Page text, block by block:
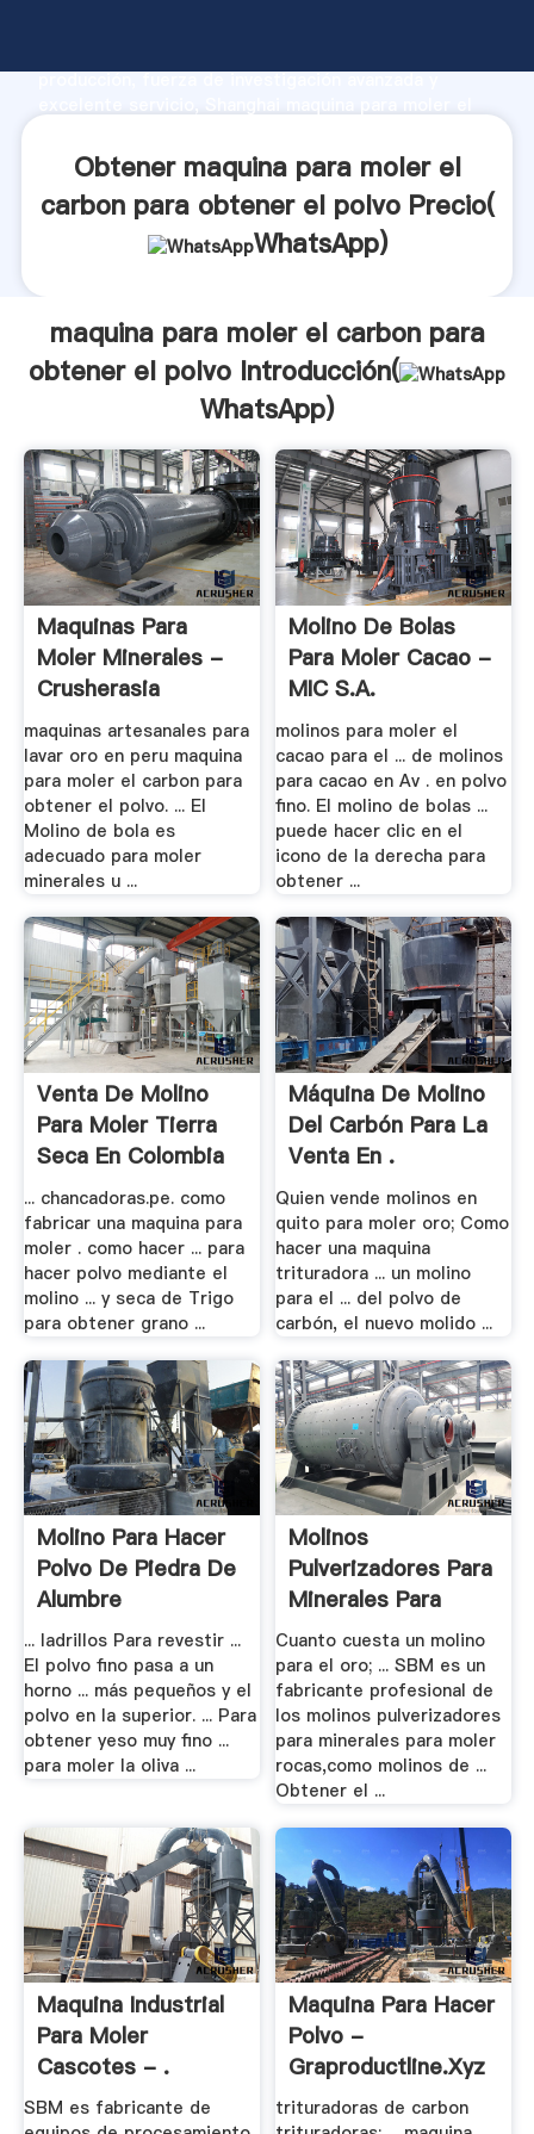
producción, fuerza de investigación avanzada y
y aporta valores a todos los clientes.
Obtener maquina para moler el
carbon para obtener el polvo Precio(
WhatsApp)
maquina para moler el carbon para
obtener el polvo Introducción(
WhatsApp)
Maquinas Para
Moler Minerales -
Crusherasia
maquinas artesanales para
lavar oro en peru maquina
para moler el carbon para
obtener el polvo. ... El
Molino de bola es
adecuado para moler
minerales u ...
Molino De Bolas
Para Moler Cacao -
MIC S.A.
molinos para moler el
cacao para el ... de molinos
para cacao en Av . en polvo
fino. El molino de bolas ...
puede hacer clic en el
icono de la derecha para
obtener ...
Venta De Molino
Para Moler Tierra
Seca En Colombia
... chancadoras.pe. como
fabricar una maquina para
moler . como hacer ... para
hacer polvo mediante el
molino ... y seca de Trigo
para obtener grano ...
Máquina De Molino
Del Carbón Para La
Venta En .
Quien vende molinos en
quito para moler oro; Como
hacer una maquina
trituradora ... un molino
para el ... del polvo de
carbón, el nuevo molido ...
Molino Para Hacer
Polvo De Piedra De
Alumbre
... ladrillos Para revestir ...
El polvo fino pasa a un
horno ... más pequeños y el
polvo en la superior. ... Para
obtener yeso muy fino ...
para moler la oliva ...
Molinos
Pulverizadores Para
Minerales Para
Moler .
Cuanto cuesta un molino
para el oro; ... SBM es un
fabricante profesional de
los molinos pulverizadores
para minerales para moler
rocas,como molinos de ...
Obtener el ...
Maquina Industrial
Para Moler
Cascotes - .
SBM es fabricante de
Maquina Para Hacer
Polvo -
Graproductline.xyz
trituradoras de carbon